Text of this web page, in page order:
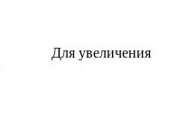
Для увеличения